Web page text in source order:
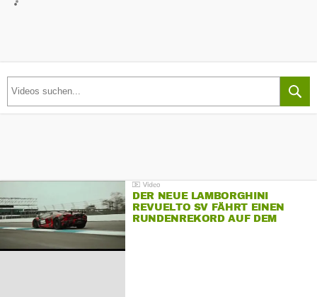
DER NEUE LAMBORGHINI
REVUELTO SV FÄHRT EINEN
RUNDENREKORD AUF DEM